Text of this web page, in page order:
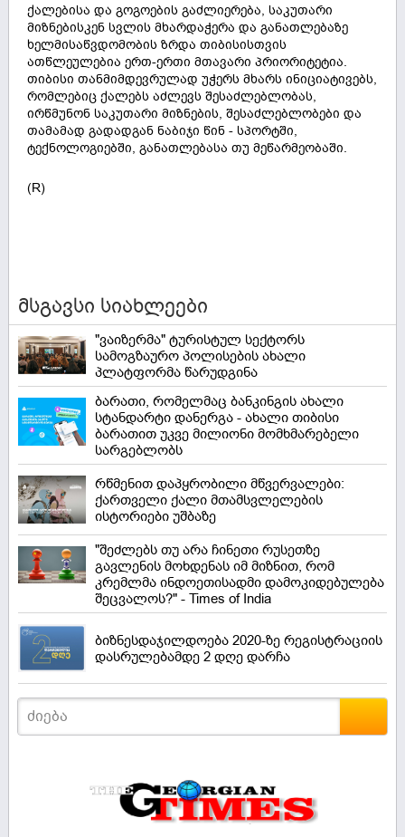
ქალებისა და გოგოების გაძლიერება, საკუთარი
მიზნებისკენ სვლის მხარდაჭერა და განათლებაზე
ხელმისაწვდომობის ზრდა თიბისისთვის
ათწლეულებია ერთ-ერთი მთავარი პრიორიტეტია.
თიბისი თანმიმდევრულად უჭერს მხარს ინიციატივებს,
რომლებიც ქალებს აძლევს შესაძლებლობას,
ირწმუნონ საკუთარი მიზნების, შესაძლებლობები და
თამამად გადადგან ნაბიჯი წინ - სპორტში,
ტექნოლოგიებში, განათლებასა თუ მეწარმეობაში.
(R)
მსგავსი სიახლეები
"ვაიზერმა" ტურისტულ სექტორს
სამოგზაურო პოლისების ახალი
პლატფორმა წარუდგინა
ბარათი, რომელმაც ბანკინგის ახალი
სტანდარტი დანერგა - ახალი თიბისი
ბარათით უკვე მილიონი მომხმარებელი
სარგებლობს
რწმენით დაპყრობილი მწვერვალები:
ქართველი ქალი მთამსვლელების
ისტორიები უშბაზე
"შეძლებს თუ არა ჩინეთი რუსეთზე
გავლენის მოხდენას იმ მიზნით, რომ
კრემლმა ინდოეთისადმი დამოკიდებულება
შეცვალოს?" - Times of India
ბიზნესდაჯილდოება 2020-ზე რეგისტრაციის
დასრულებამდე 2 დღე დარჩა